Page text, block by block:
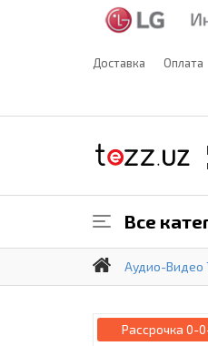
Доставка Оплата
Все
Аудио-Видео
Рассрочка 0-